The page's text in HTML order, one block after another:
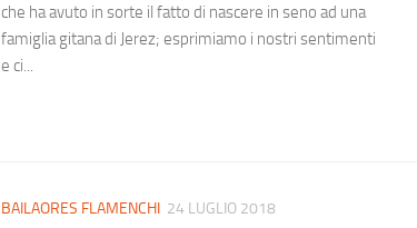
che ha avuto in sorte il fatto di nascere in seno ad una
famiglia gitana di Jerez; esprimiamo i nostri sentimenti
e ci...
BAILAORES FLAMENCHI 24 LUGLIO 2018